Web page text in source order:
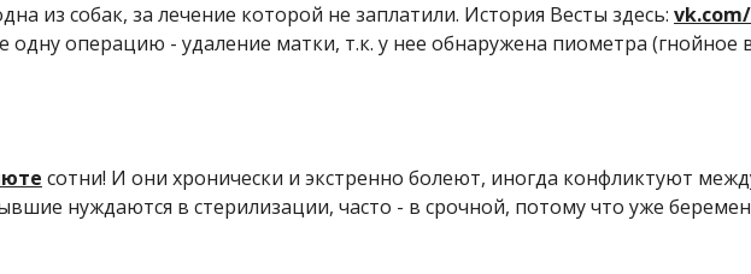
из собак, за лечение которой не заплатили. История Весты здесь:
операцию - удаление матки, т.к. у нее обнаружена пиометра (гнойное
сотни! И они хронически и экстренно болеют, иногда конфликтуют
нуждаются в стерилизации, часто - в срочной, потому что уже